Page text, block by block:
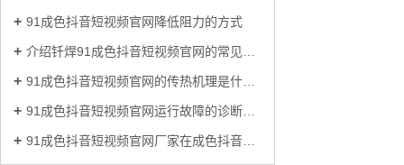
91成色抖音短视频官网降低阻力的方式
介绍钎焊91成色抖音短视频官网的常见类型有哪些
91成色抖音短视频官网的传热机理是什么?
91成色抖音短视频官网运行故障的诊断及处理方法
91成色抖音短视频官网厂家在成色抖音生活中有哪些作用？